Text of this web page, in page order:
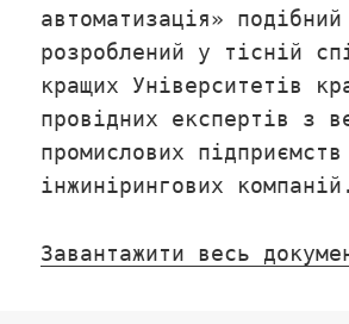
автоматизація»
розроблений у тісній
кращих Університетів
провідних експертів з
промислових
інжинірингових компаній.
Завантажити весь